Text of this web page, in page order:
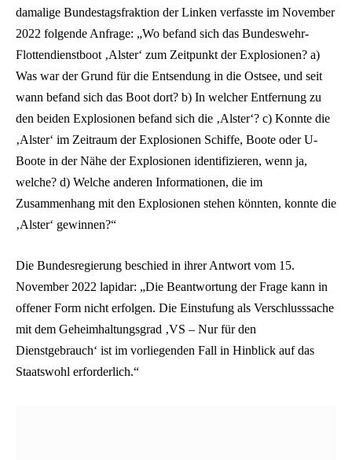
damalige Bundestagsfraktion der Linken verfasste im November
2022 folgende Anfrage: „Wo befand sich das Bundeswehr-
Flottendienstboot ‚Alster‘ zum Zeitpunkt der Explosionen? a)
Was war der Grund für die Entsendung in die Ostsee, und seit
wann befand sich das Boot dort? b) In welcher Entfernung zu
den beiden Explosionen befand sich die ‚Alster‘? c) Konnte die
‚Alster‘ im Zeitraum der Explosionen Schiffe, Boote oder U-
Boote in der Nähe der Explosionen identifizieren, wenn ja,
welche? d) Welche anderen Informationen, die im
Zusammenhang mit den Explosionen stehen könnten, konnte die
‚Alster‘ gewinnen?“
Die Bundesregierung beschied in ihrer Antwort vom 15.
November 2022 lapidar: „Die Beantwortung der Frage kann in
offener Form nicht erfolgen. Die Einstufung als Verschlusssache
mit dem Geheimhaltungsgrad ‚VS – Nur für den
Dienstgebrauch‘ ist im vorliegenden Fall in Hinblick auf das
Staatswohl erforderlich.“